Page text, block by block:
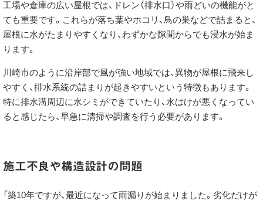
工場や倉庫の広い屋根では、ドレン（排水口）や雨どいの機能がと
ても重要です。これらが落ち葉やホコリ、鳥の巣などで詰まると、
屋根に水がたまりやすくなり、わずかな隙間からでも浸水が始ま
ります。
川崎市のように沿岸部で風が強い地域では、異物が屋根に飛来し
やすく、排水系統の詰まりが起きやすいという特徴もあります。
特に排水溝周辺に水シミができていたり、水はけが悪くなってい
ると感じたら、早急に清掃や調査を行う必要があります。
施工不良や構造設計の問題
「築10年ですが、最近になって雨漏りが始まりました。劣化だけが